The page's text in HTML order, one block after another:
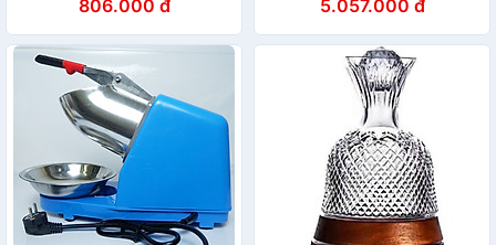
806.000 đ 5.057.000 đ